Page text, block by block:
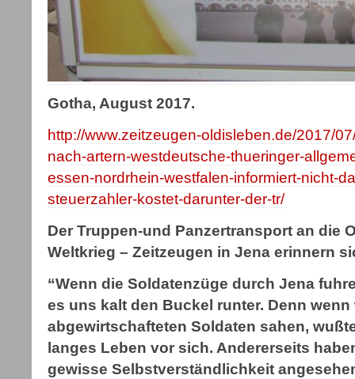
Gotha, August 2017.
http://www.zeitzeugen-oldisleben.de/2017/
nach-artern-westdeutsche-thueringer-
essen-nordrhein-westfalen-informiert-nicht-
steuerzahler-kostet-darunter-der-tr/
Der Truppen-und Panzertransport an die
Weltkrieg – Zeitzeugen in Jena erinnern
“Wenn die Soldatenzüge durch Jena
es uns kalt den Buckel runter. Denn wenn
abgewirtschafteten Soldaten sahen,
langes Leben vor sich. Andererseits
gewisse Selbstverständlichkeit